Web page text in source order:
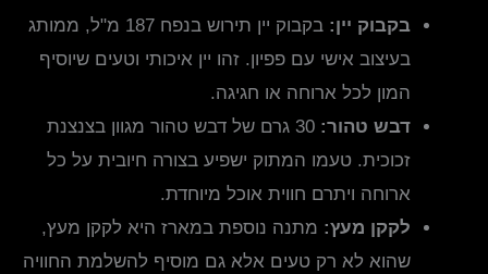
בקבוק יין:
בקבוק יין תירוש בנפח 187 מ"ל, ממותג
בעיצוב אישי עם פפיון. זהו יין איכותי וטעים שיוסיף
המון לכל ארוחה או חגיגה.
דבש טהור:
30 גרם של דבש טהור מגוון בצנצנת
זכוכית. טעמו המתוק ישפיע בצורה חיובית על כל
ארוחה ויתרם חווית אוכל מיוחדת.
לקקן מעץ: מתנה נוספת במארז היא לקקן מעץ,
שהוא לא רק טעים אלא גם מוסיף להשלמת החוויה